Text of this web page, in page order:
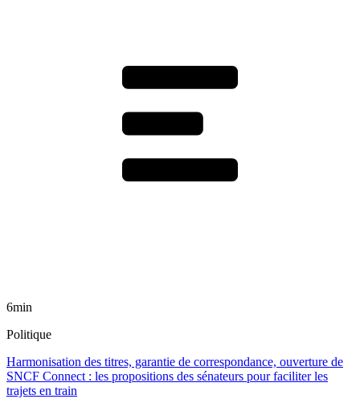
6min
Politique
Harmonisation des titres, garantie de correspondance, ouverture de
SNCF Connect : les propositions des sénateurs pour faciliter les
trajets en train